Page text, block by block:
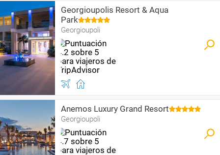
Georgioupolis Resort & Aqua
Park
Georgioupoli
Anemos Luxury Grand Resort
Georgioupoli